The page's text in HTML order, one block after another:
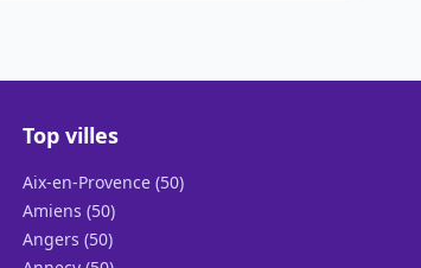
Top villes
Aix-en-Provence (50)
Amiens (50)
Angers (50)